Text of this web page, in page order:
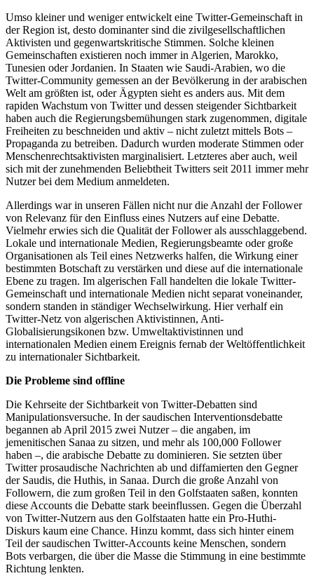
Umso kleiner und weniger entwickelt eine Twitter-Gemeinschaft in
der Region ist, desto dominanter sind die zivilgesellschaftlichen
Aktivisten und gegenwartskritische Stimmen. Solche kleinen
Gemeinschaften existieren noch immer in Algerien, Marokko,
Tunesien oder Jordanien. In Staaten wie Saudi-Arabien, wo die
Twitter-Community gemessen an der Bevölkerung in der arabischen
Welt am größten ist, oder Ägypten sieht es anders aus. Mit dem
rapiden Wachstum von Twitter und dessen steigender Sichtbarkeit
haben auch die Regierungsbemühungen stark zugenommen, digitale
Freiheiten zu beschneiden und aktiv – nicht zuletzt mittels Bots –
Propaganda zu betreiben. Dadurch wurden moderate Stimmen oder
Menschenrechtsaktivisten marginalisiert. Letzteres aber auch, weil
sich mit der zunehmenden Beliebtheit Twitters seit 2011 immer mehr
Nutzer bei dem Medium anmeldeten.
Allerdings war in unseren Fällen nicht nur die Anzahl der Follower
von Relevanz für den Einfluss eines Nutzers auf eine Debatte.
Vielmehr erwies sich die Qualität der Follower als ausschlaggebend.
Lokale und internationale Medien, Regierungsbeamte oder große
Organisationen als Teil eines Netzwerks halfen, die Wirkung einer
bestimmten Botschaft zu verstärken und diese auf die internationale
Ebene zu tragen. Im algerischen Fall handelten die lokale Twitter-
Gemeinschaft und internationale Medien nicht separat voneinander,
sondern standen in ständiger Wechselwirkung. Hier verhalf ein
Twitter-Netz von algerischen Aktivistinnen, Anti-
Globalisierungsikonen bzw. Umweltaktivistinnen und
internationalen Medien einem Ereignis fernab der Weltöffentlichkeit
zu internationaler Sichtbarkeit.
Die Probleme sind offline
Die Kehrseite der Sichtbarkeit von Twitter-Debatten sind
Manipulationsversuche. In der saudischen Interventionsdebatte
begannen ab April 2015 zwei Nutzer – die angaben, im
jemenitischen Sanaa zu sitzen, und mehr als 100,000 Follower
haben –, die arabische Debatte zu dominieren. Sie setzten über
Twitter prosaudische Nachrichten ab und diffamierten den Gegner
der Saudis, die Huthis, in Sanaa. Durch die große Anzahl von
Followern, die zum großen Teil in den Golfstaaten saßen, konnten
diese Accounts die Debatte stark beeinflussen. Gegen die Überzahl
von Twitter-Nutzern aus den Golfstaaten hatte ein Pro-Huthi-
Diskurs kaum eine Chance. Hinzu kommt, dass sich hinter einem
Teil der saudischen Twitter-Accounts keine Menschen, sondern
Bots verbargen, die über die Masse die Stimmung in eine bestimmte
Richtung lenkten.